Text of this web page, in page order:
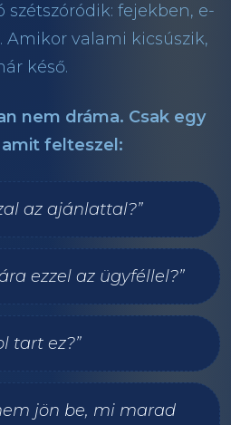
szétszóródik: fejekben, e-
Amikor valami kicsúszik,
késő.
nem dráma. Csak egy
amit felteszel:
az ajánlattal?”
ezzel az ügyféllel?”
tart ez?”
jön be, mi marad